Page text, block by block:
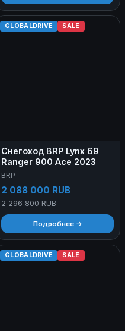
GLOBALDRIVE SALE
Снегоход BRP Lynx 69
Ranger 900 Ace 2023
BRP
2 088 000 RUB
2 296 800 RUB
Подробнее →
GLOBALDRIVE SALE